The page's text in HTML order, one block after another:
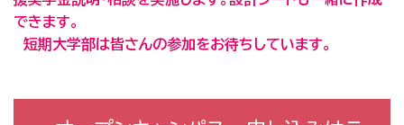
できます。
短期大学部は皆さんの参加をお待ちしています。